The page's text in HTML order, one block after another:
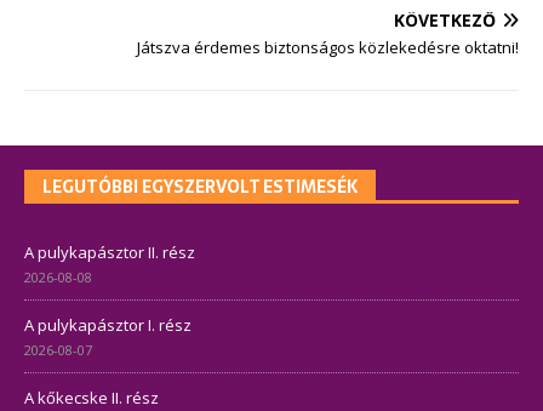
KÖVETKEZŐ
Játszva érdemes biztonságos közlekedésre oktatni!
LEGUTÓBBI EGYSZERVOLT ESTIMESÉK
A pulykapásztor II. rész
2026-08-08
A pulykapásztor I. rész
2026-08-07
A kőkecske II. rész